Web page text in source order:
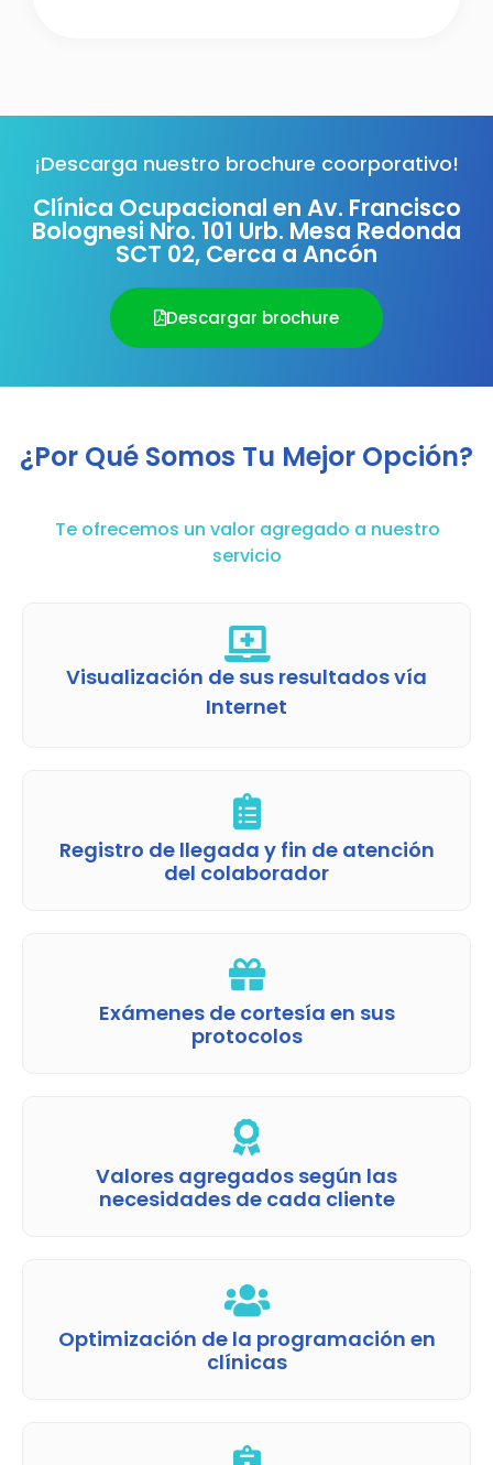
¡Descarga nuestro brochure coorporativo!
Clínica Ocupacional en Av. Francisco
Bolognesi Nro. 101 Urb. Mesa Redonda
SCT 02, Cerca a Ancón
Descargar brochure
¿Por Qué Somos Tu Mejor Opción?
Te ofrecemos un valor agregado a nuestro
servicio
Visualización de sus resultados vía
Internet
Registro de llegada y fin de atención
del colaborador
Exámenes de cortesía en sus
protocolos
Valores agregados según las
necesidades de cada cliente
Optimización de la programación en
clínicas